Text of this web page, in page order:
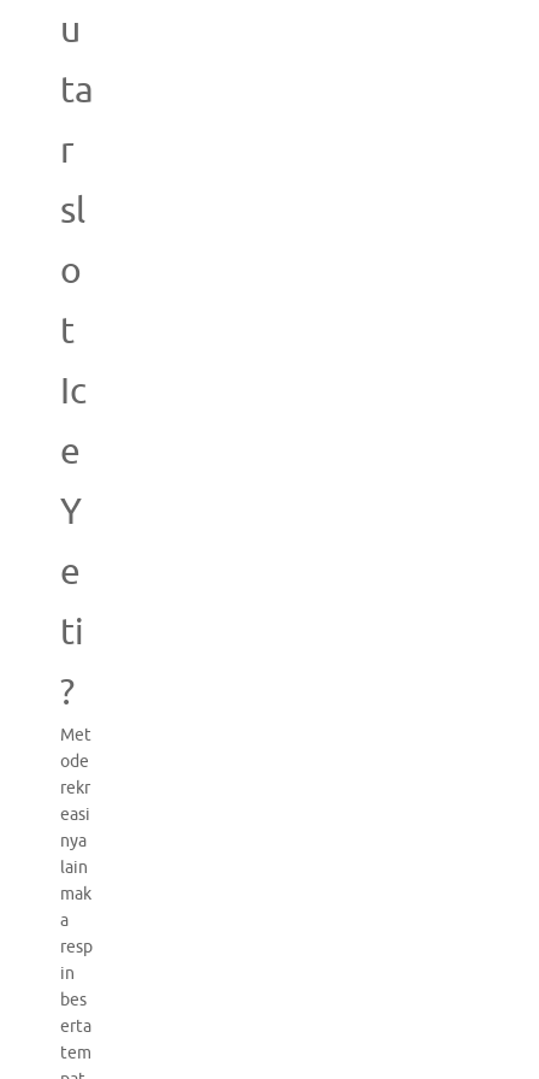
u
ta
r
sl
o
t
Ic
e
Y
e
ti
?
Met
ode
rekr
easi
nya
lain
mak
a
resp
in
bes
erta
tem